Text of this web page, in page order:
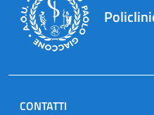
CONTATTI